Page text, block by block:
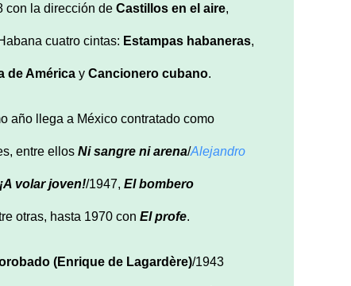
con la dirección de Castillos en el aire,
cuatro cintas: Estampas habaneras,
de América y Cancionero cubano.
año llega a México contratado como
entre ellos Ni sangre ni arena/Alejandro
¡A volar joven!/1947, El bombero
otras, hasta 1970 con El profe.
(Enrique de Lagardère)/1943